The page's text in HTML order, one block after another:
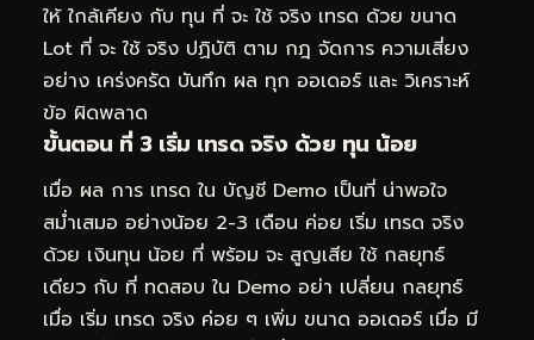
ให้ ใกล้เคียง กับ ทุน ที่ จะ ใช้ จริง เทรด ด้วย ขนาด
Lot ที่ จะ ใช้ จริง ปฏิบัติ ตาม กฎ จัดการ ความเสี่ยง
อย่าง เคร่งครัด บันทึก ผล ทุก ออเดอร์ และ วิเคราะห์
ข้อ ผิดพลาด
ขั้นตอน ที่ 3 เริ่ม เทรด จริง ด้วย ทุน น้อย
เมื่อ ผล การ เทรด ใน บัญชี Demo เป็นที่ น่าพอใจ
สม่ำเสมอ อย่างน้อย 2-3 เดือน ค่อย เริ่ม เทรด จริง
ด้วย เงินทุน น้อย ที่ พร้อม จะ สูญเสีย ใช้ กลยุทธ์
เดียว กับ ที่ ทดสอบ ใน Demo อย่า เปลี่ยน กลยุทธ์
เมื่อ เริ่ม เทรด จริง ค่อย ๆ เพิ่ม ขนาด ออเดอร์ เมื่อ มี